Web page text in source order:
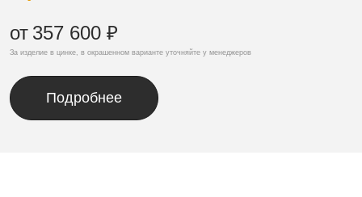
от 357 600 ₽
За изделие в цинке, в окрашенном варианте уточняйте у менеджеров
Подробнее